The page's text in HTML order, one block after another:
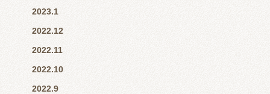
2023.1
2022.12
2022.11
2022.10
2022.9